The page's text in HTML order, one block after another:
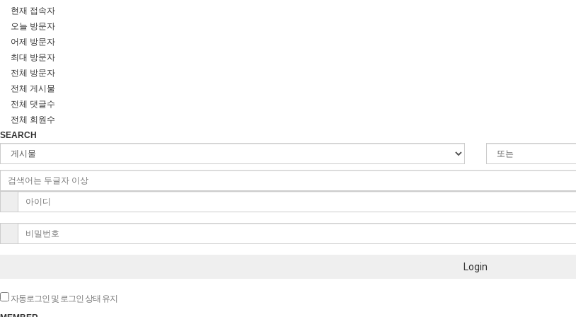
현재 접속자
오늘 방문자
어제 방문자
최대 방문자
전체 방문자
전체 게시물
전체 댓글수
전체 회원수
SEARCH
Login
자동로그인 및 로그인 상태 유지